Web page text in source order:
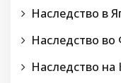
Наследство в
Наследство во
Наследство на